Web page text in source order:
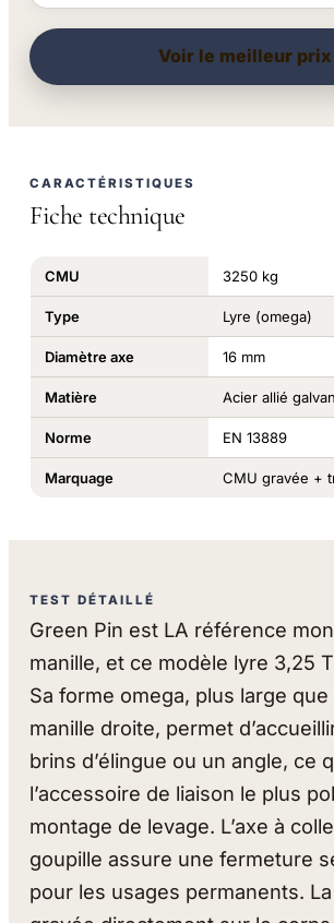
Voir le meilleur prix
CARACTÉRISTIQUES
Fiche technique
CMU 3250 kg
Type Lyre (omega)
Diamètre axe 16 mm
Matière Acier allié
Norme EN 13889
Marquage CMU gravée +
TEST DÉTAILLÉ
Green Pin est LA référence
manille, et ce modèle lyre 3,25
Sa forme omega, plus large que
manille droite, permet
brins d’élingue ou un angle, ce
l’accessoire de liaison le plus
montage de levage. L’axe à
goupille assure une fermeture
pour les usages permanents.